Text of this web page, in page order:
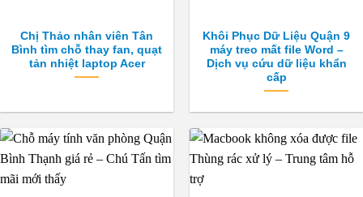
Chị Thảo nhân viên Tân
Bình tìm chỗ thay fan, quạt
tản nhiệt laptop Acer
Khôi Phục Dữ Liệu Quận 9
máy treo mất file Word –
Dịch vụ cứu dữ liệu khẩn
cấp